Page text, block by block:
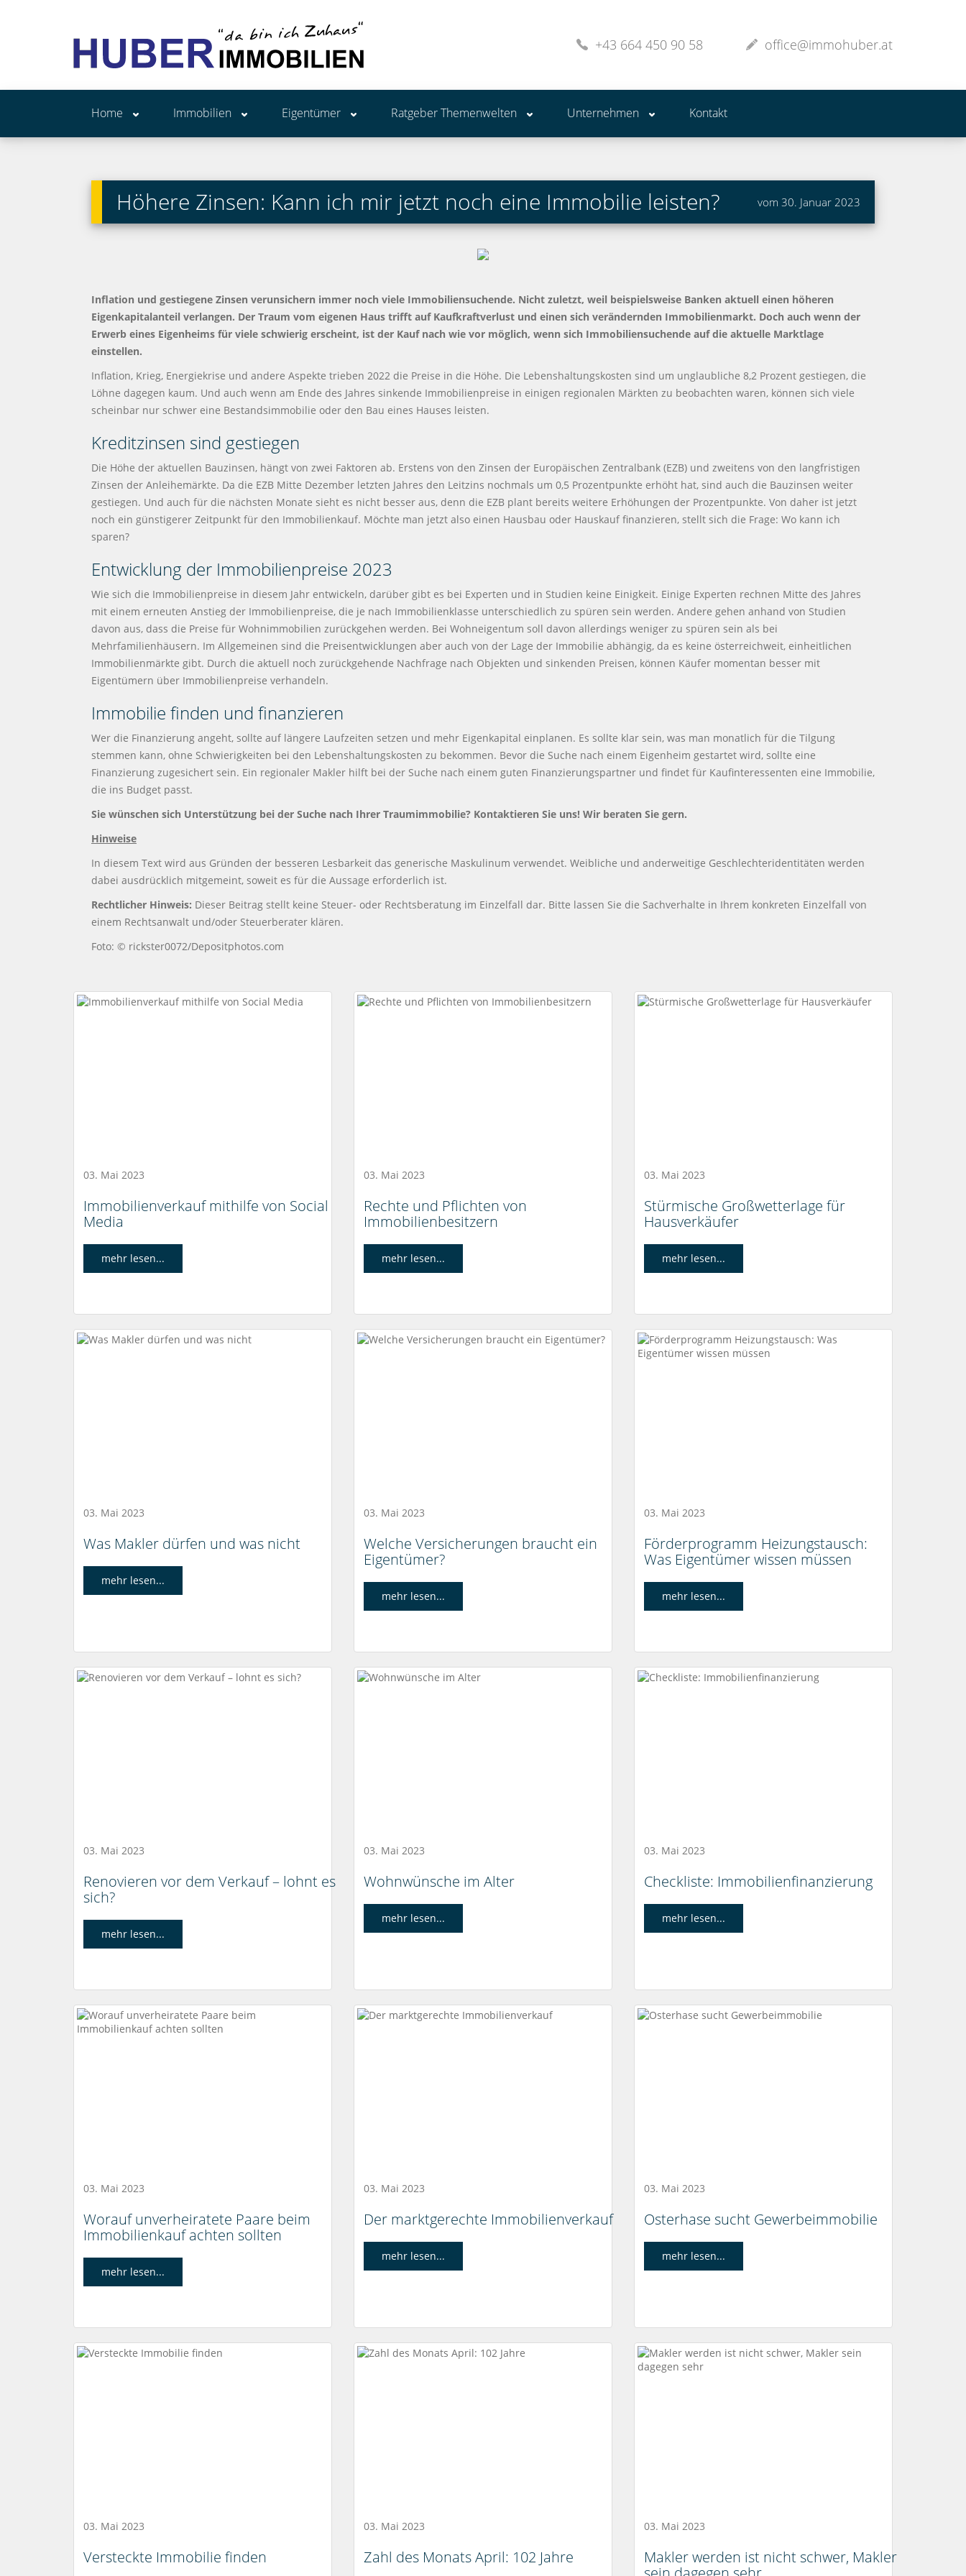
office@immohuber.at
+43 664 450 90 58
Home Immobilien Eigentümer Ratgeber Themenwelten Unternehmen Kontakt
Höhere Zinsen: Kann ich mir jetzt noch eine Immobilie leisten? vom 30. Januar 2023
Inflation und gestiegene Zinsen verunsichern immer noch viele Immobiliensuchende. Nicht zuletzt, weil beispielsweise Banken aktuell einen höheren
Eigenkapitalanteil verlangen. Der Traum vom eigenen Haus trifft auf Kaufkraftverlust und einen sich verändernden Immobilienmarkt. Doch auch wenn der
Erwerb eines Eigenheims für viele schwierig erscheint, ist der Kauf nach wie vor möglich, wenn sich Immobiliensuchende auf die aktuelle Marktlage
einstellen.
Inflation, Krieg, Energiekrise und andere Aspekte trieben 2022 die Preise in die Höhe. Die Lebenshaltungskosten sind um unglaubliche 8,2 Prozent gestiegen, die
Löhne dagegen kaum. Und auch wenn am Ende des Jahres sinkende Immobilienpreise in einigen regionalen Märkten zu beobachten waren, können sich viele
scheinbar nur schwer eine Bestandsimmobilie oder den Bau eines Hauses leisten.
Kreditzinsen sind gestiegen
Die Höhe der aktuellen Bauzinsen, hängt von zwei Faktoren ab. Erstens von den Zinsen der Europäischen Zentralbank (EZB) und zweitens von den langfristigen
Zinsen der Anleihemärkte. Da die EZB Mitte Dezember letzten Jahres den Leitzins nochmals um 0,5 Prozentpunkte erhöht hat, sind auch die Bauzinsen weiter
gestiegen. Und auch für die nächsten Monate sieht es nicht besser aus, denn die EZB plant bereits weitere Erhöhungen der Prozentpunkte. Von daher ist jetzt
noch ein günstigerer Zeitpunkt für den Immobilienkauf. Möchte man jetzt also einen Hausbau oder Hauskauf finanzieren, stellt sich die Frage: Wo kann ich
sparen?
Entwicklung der Immobilienpreise 2023
Wie sich die Immobilienpreise in diesem Jahr entwickeln, darüber gibt es bei Experten und in Studien keine Einigkeit. Einige Experten rechnen Mitte des Jahres
mit einem erneuten Anstieg der Immobilienpreise, die je nach Immobilienklasse unterschiedlich zu spüren sein werden. Andere gehen anhand von Studien
davon aus, dass die Preise für Wohnimmobilien zurückgehen werden. Bei Wohneigentum soll davon allerdings weniger zu spüren sein als bei
Mehrfamilienhäusern. Im Allgemeinen sind die Preisentwicklungen aber auch von der Lage der Immobilie abhängig, da es keine österreichweit, einheitlichen
Immobilienmärkte gibt. Durch die aktuell noch zurückgehende Nachfrage nach Objekten und sinkenden Preisen, können Käufer momentan besser mit
Eigentümern über Immobilienpreise verhandeln.
Immobilie finden und finanzieren
Wer die Finanzierung angeht, sollte auf längere Laufzeiten setzen und mehr Eigenkapital einplanen. Es sollte klar sein, was man monatlich für die Tilgung
stemmen kann, ohne Schwierigkeiten bei den Lebenshaltungskosten zu bekommen. Bevor die Suche nach einem Eigenheim gestartet wird, sollte eine
Finanzierung zugesichert sein. Ein regionaler Makler hilft bei der Suche nach einem guten Finanzierungspartner und findet für Kaufinteressenten eine Immobilie,
die ins Budget passt.
Sie wünschen sich Unterstützung bei der Suche nach Ihrer Traumimmobilie? Kontaktieren Sie uns! Wir beraten Sie gern.
Hinweise
In diesem Text wird aus Gründen der besseren Lesbarkeit das generische Maskulinum verwendet. Weibliche und anderweitige Geschlechteridentitäten werden
dabei ausdrücklich mitgemeint, soweit es für die Aussage erforderlich ist.
Rechtlicher Hinweis: Dieser Beitrag stellt keine Steuer- oder Rechtsberatung im Einzelfall dar. Bitte lassen Sie die Sachverhalte in Ihrem konkreten Einzelfall von
einem Rechtsanwalt und/oder Steuerberater klären.
Foto: © rickster0072/Depositphotos.com
03. Mai 2023
Immobilienverkauf mithilfe von Social
Media
mehr lesen...
03. Mai 2023
Rechte und Pflichten von
Immobilienbesitzern
mehr lesen...
03. Mai 2023
Stürmische Großwetterlage für
Hausverkäufer
mehr lesen...
03. Mai 2023
Was Makler dürfen und was nicht
mehr lesen...
03. Mai 2023
Welche Versicherungen braucht ein
Eigentümer?
mehr lesen...
03. Mai 2023
Förderprogramm Heizungstausch:
Was Eigentümer wissen müssen
mehr lesen...
03. Mai 2023
Renovieren vor dem Verkauf – lohnt es
sich?
mehr lesen...
03. Mai 2023
Wohnwünsche im Alter
mehr lesen...
03. Mai 2023
Checkliste: Immobilienfinanzierung
mehr lesen...
03. Mai 2023
Worauf unverheiratete Paare beim
Immobilienkauf achten sollten
mehr lesen...
03. Mai 2023
Der marktgerechte Immobilienverkauf
mehr lesen...
03. Mai 2023
Osterhase sucht Gewerbeimmobilie
mehr lesen...
03. Mai 2023
Versteckte Immobilie finden
03. Mai 2023
Zahl des Monats April: 102 Jahre
03. Mai 2023
Makler werden ist nicht schwer, Makler